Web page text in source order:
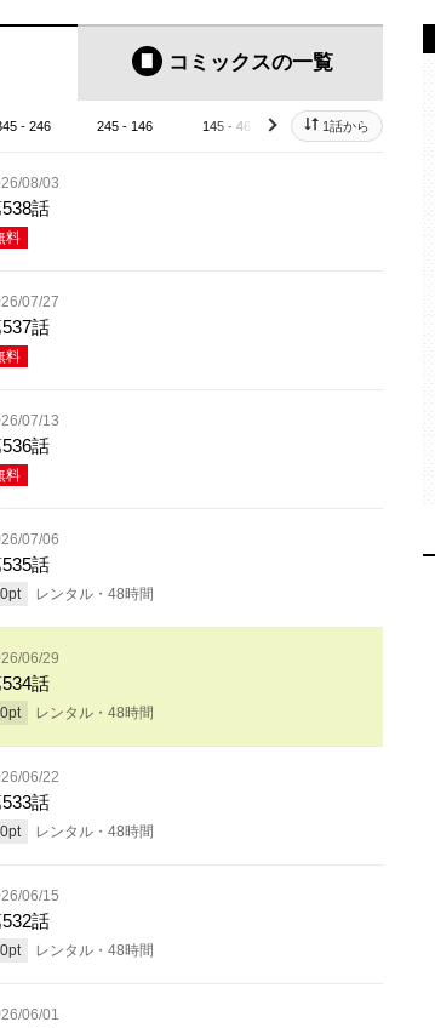
コミックスの一覧
- 246 245 - 146 145 - 46 45 - 1
next 1話から
08/03
話
料
07/27
話
料
07/13
話
料
07/06
話
pt レンタル・ 48時間
06/29
話
pt レンタル・ 48時間
06/22
話
pt レンタル・ 48時間
06/15
話
pt レンタル・ 48時間
06/01